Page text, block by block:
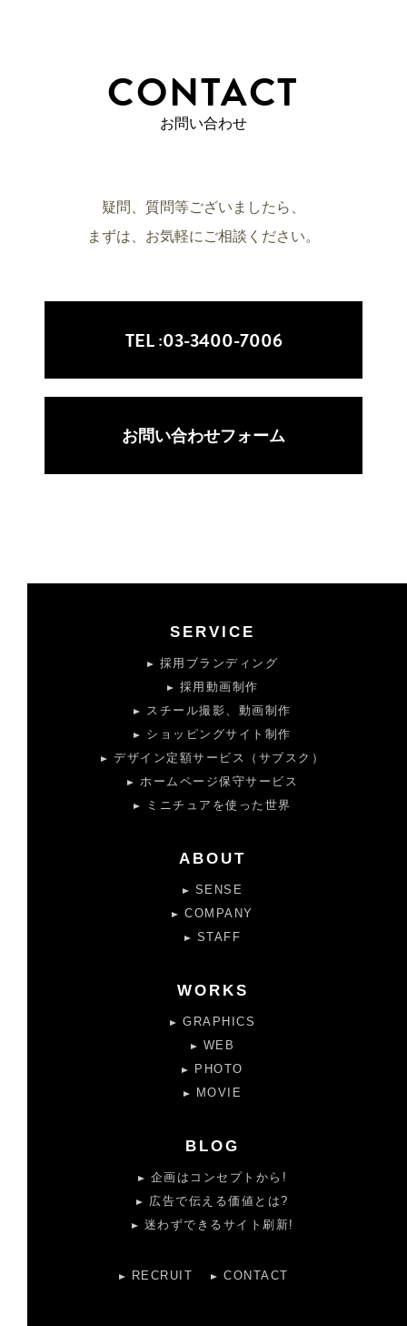
CONTACT
お問い合わせ
疑問、質問等ございましたら、
まずは、お気軽にご相談ください。
TEL :03-3400-7006
お問い合わせフォーム
SERVICE
採用ブランディング
採用動画制作
スチール撮影、動画制作
ショッピングサイト制作
デザイン定額サービス（サブスク）
ホームページ保守サービス
ミニチュアを使った世界
ABOUT
SENSE
COMPANY
STAFF
WORKS
GRAPHICS
WEB
PHOTO
MOVIE
BLOG
企画はコンセプトから!
広告で伝える価値とは?
迷わずできるサイト刷新!
RECRUIT CONTACT